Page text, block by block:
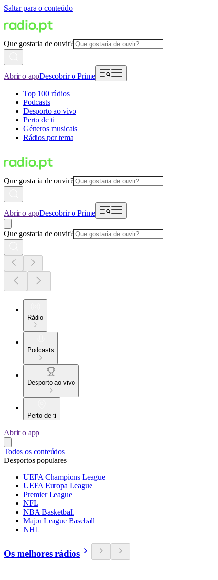
Saltar para o conteúdo
Que gostaria de ouvir?
Abrir o appDescobrir o Prime
Top 100 rádios
Podcasts
Desporto ao vivo
Perto de ti
Géneros musicais
Rádios por tema
Que gostaria de ouvir?
Abrir o appDescobrir o Prime
Que gostaria de ouvir?
Rádio
Podcasts
Desporto ao vivo
Perto de ti
Abrir o app
Todos os conteúdos
Desportos populares
UEFA Champions League
UEFA Europa League
Premier League
NFL
NBA Basketball
Major League Baseball
NHL
Os melhores rádios